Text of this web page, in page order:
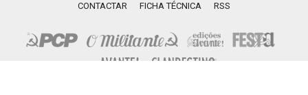
CONTACTAR FICHA TÉCNICA RSS